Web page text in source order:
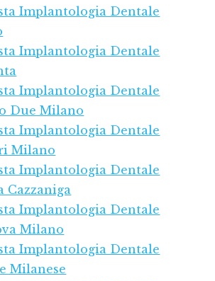
Implantologia Dentale
Implantologia Dentale
Implantologia Dentale
Due Milano
Implantologia Dentale
Milano
Implantologia Dentale
Cazzaniga
Implantologia Dentale
Milano
Implantologia Dentale
Milanese